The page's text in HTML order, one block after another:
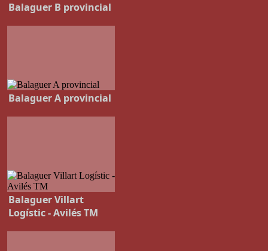
Balaguer B provincial
Balaguer A provincial
Balaguer Villart
Logístic - Avilés TM